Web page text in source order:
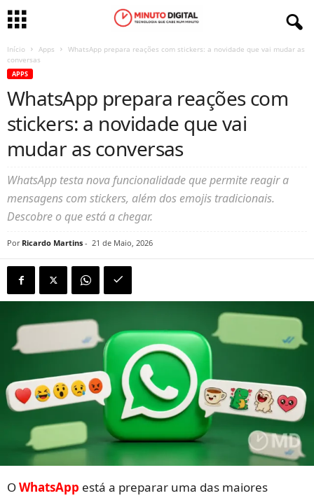
Início Apps
WhatsApp prepara reações com stickers: a novidade que vai mudar as
conversas
APPS
WhatsApp prepara reações com
stickers: a novidade que vai
mudar as conversas
WhatsApp testa nova funcionalidade que permite reagir a
mensagens com stickers, além dos emojis tradicionais.
Descobre o que está a chegar.
Por Ricardo Martins - 21 de Maio, 2026
OWhatsApp está a preparar uma das maiores